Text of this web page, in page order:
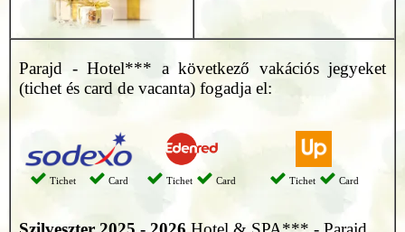
Parajd - Hotel*** a következő vakációs jegyeket
(tichet és card de vacanta) fogadja el:
Tichet Card Tichet Card Tichet Card